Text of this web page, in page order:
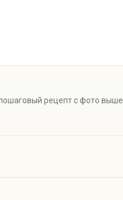
рецепт с фото выше.